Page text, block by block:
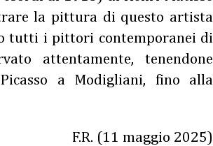
la pittura di questo artista
tutti i pittori contemporanei di
attentamente, tenendone
a Modigliani, fino alla
F.R. (11 maggio 2025)